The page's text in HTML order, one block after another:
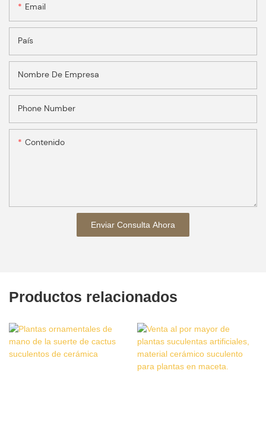
Email
País
Nombre De Empresa
Phone Number
Contenido
Enviar Consulta Ahora
Productos relacionados